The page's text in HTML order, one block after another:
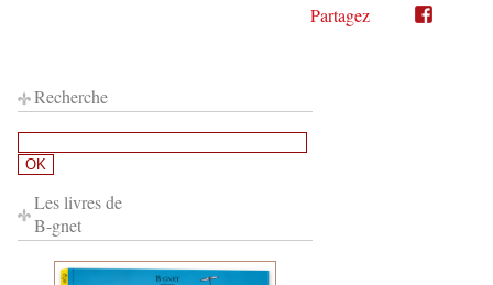
Partagez
Partager
Partager
Recherche
Les livres de
B-gnet